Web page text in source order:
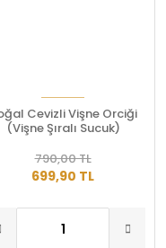
Cevizli Vişne Orciği
(Vişne Şıralı Sucuk)
699,90 TL
790,00 TL